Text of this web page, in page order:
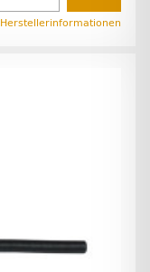
Herstellerinformationen